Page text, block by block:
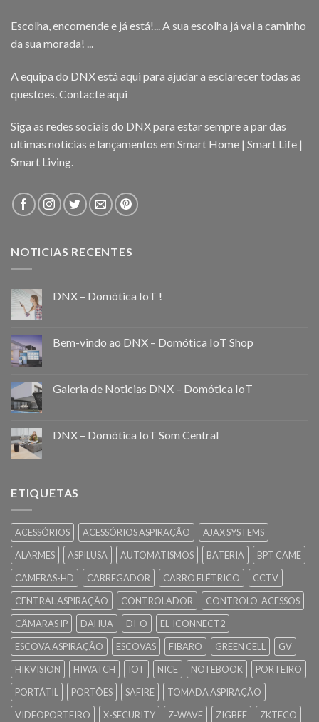
Escolha, encomende e já está!... A sua escolha já vai a caminho
da sua morada! ...
A equipa do DNX está aqui para ajudar a esclarecer todas as
questões. Contacte aqui
Siga as redes sociais do DNX para estar sempre a par das
ultimas noticias e lançamentos em Smart Home | Smart Life |
Smart Living.
NOTICIAS RECENTES
DNX – Domótica IoT !
Bem-vindo ao DNX – Domótica IoT Shop
Galeria de Noticias DNX – Domótica IoT
DNX – Domótica IoT Som Central
ETIQUETAS
ACESSÓRIOS ACESSÓRIOS ASPIRAÇÃO
AJAX SYSTEMS
ALARMES
ASPILUSA AUTOMATISMOS BATERIA
BPT CAME
CAMERAS-HD
CARREGADOR CARRO ELÉTRICO
CCTV
CENTRAL ASPIRAÇÃO
CONTROLADOR
CONTROLO-ACESSOS
CÂMARAS IP
DAHUA DI-O
EL-ICONNECT2
ESCOVA ASPIRAÇÃO
ESCOVAS FIBARO GREEN CELL
GV
HIKVISION
HIWATCH IOT NICE NOTEBOOK
PORTEIRO
PORTÁTIL
PORTÕES SAFIRE
TOMADA ASPIRAÇÃO
VIDEOPORTEIRO
X-SECURITY Z-WAVE ZIGBEE
ZKTECO